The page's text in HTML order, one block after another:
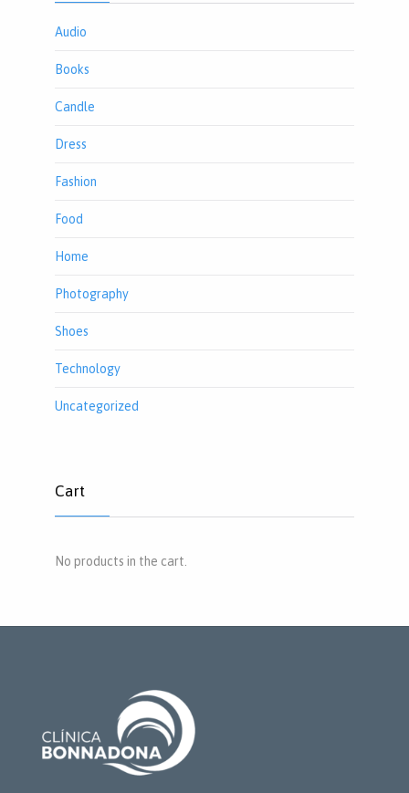
Audio
Books
Candle
Dress
Fashion
Food
Home
Photography
Shoes
Technology
Uncategorized
Cart
No products in the cart.